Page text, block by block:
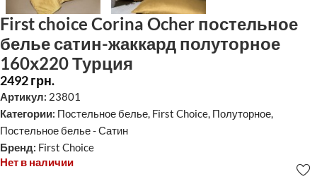
First choice Corina Ocher постельное
белье сатин-жаккард полуторное
160х220 Турция
2492грн.
Артикул: 23801
Категории: Постельное белье, First Choice, Полуторное,
Постельное белье - Сатин
Бренд: First Choice
Нет в наличии